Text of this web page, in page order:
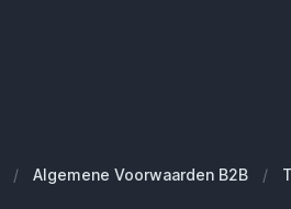
/ Algemene Voorwaarden B2B /